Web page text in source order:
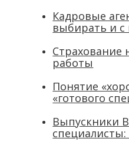
Кадровые
выбирать и с
Страхование
работы
Понятие
«готового
Выпускники
специалисты: